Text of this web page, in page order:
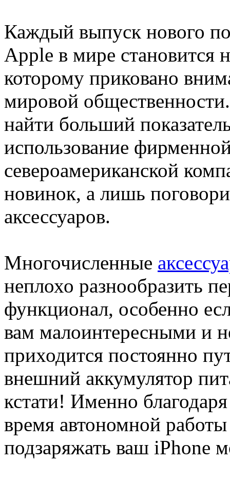
Каждый выпуск нового
Apple в мире становится
которому приковано
мировой
найти больший
использование
североамериканской
новинок, а лишь
аксессуаров.
Многочисленные
неплохо разнообразить
функционал, особенно
вам малоинтересными и
приходится постоянно
внешний аккумулятор
кстати! Именно
время автономной
подзаряжать ваш iPhone